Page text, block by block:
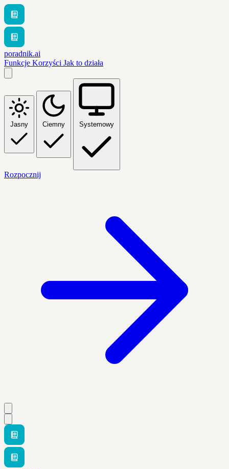
poradnik.ai
Funkcje Korzyści Jak to działa
Jasny Ciemny Systemowy
Rozpocznij